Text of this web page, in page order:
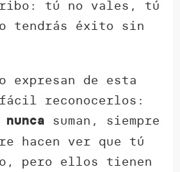
tú no vales, tú
tendrás éxito sin
expresan de esta
reconocerlos:
nunca suman, siempre
hacen ver que tú
pero ellos tienen